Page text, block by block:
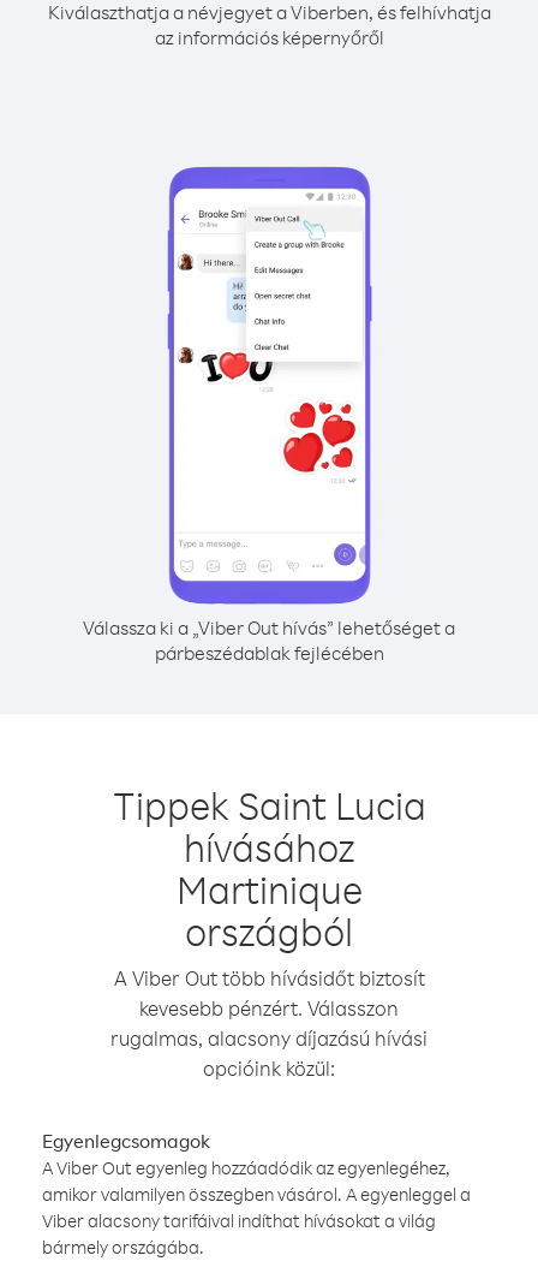
Kiválaszthatja a névjegyet a Viberben, és felhívhatja
az információs képernyőről
Válassza ki a „Viber Out hívás” lehetőséget a
párbeszédablak fejlécében
Tippek Saint Lucia
hívásához
Martinique
országból
A Viber Out több hívásidőt biztosít
kevesebb pénzért. Válasszon
rugalmas, alacsony díjazású hívási
opcióink közül:
Egyenlegcsomagok
A Viber Out egyenleg hozzáadódik az egyenlegéhez,
amikor valamilyen összegben vásárol. A egyenleggel a
Viber alacsony tarifáival indíthat hívásokat a világ
bármely országába.